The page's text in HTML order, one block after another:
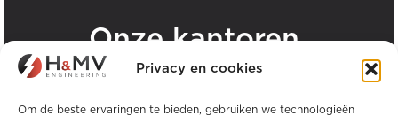
Privacy en cookies
Om de beste ervaringen te bieden, gebruiken we technologieën
Onze kantoren.
Bekijk alle H&MV kantoren